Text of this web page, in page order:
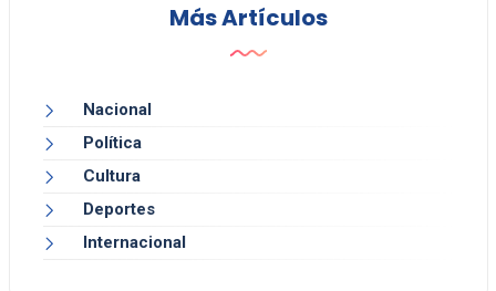
Más Artículos
Nacional
Política
Cultura
Deportes
Internacional